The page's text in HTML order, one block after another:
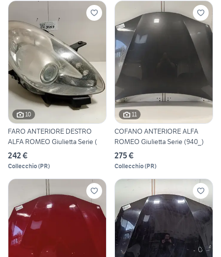
10
FARO ANTERIORE DESTRO
ALFA ROMEO Giulietta Serie (
242 €
Collecchio(PR)
11
COFANO ANTERIORE ALFA
ROMEO Giulietta Serie (940_)
275 €
Collecchio(PR)